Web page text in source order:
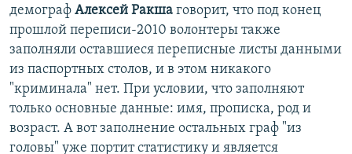
демограф Алексей Ракша говорит, что под конец
прошлой переписи-2010 волонтеры также
заполняли оставшиеся переписные листы данными
из паспортных столов, и в этом никакого
"криминала" нет. При условии, что заполняют
только основные данные: имя, прописка, род и
возраст. А вот заполнение остальных граф "из
головы" уже портит статистику и является